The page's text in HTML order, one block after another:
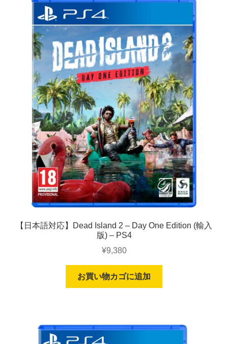
【日本語対応】Dead Island 2 – Day One Edition (輸入
版) – PS4
¥9,380
お買い物カゴに追加